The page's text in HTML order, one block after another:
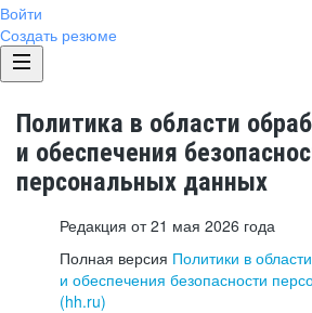
Войти
Создать резюме
Политика в области
и обеспечения
персональных данных
Редакция от 21 мая 2026 года
Полная версия Политики в
и обеспечения безопасности
(hh.ru)